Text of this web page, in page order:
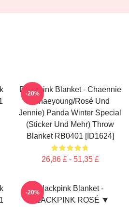
Blackpink Blanket - Chaennie
(Chaeyoung/Rosé Und
Jennie) Panda Winter Special
(Sticker Und Mehr) Throw
Blanket RB0401 [ID1624]
26,86 £ - 51,35 £
-20%
Blackpink Blanket -
BLACKPINK ROSÉ ▼
-20%